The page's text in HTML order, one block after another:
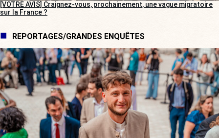
[VOTRE AVIS] Craignez-vous, prochainement, une vague migratoire
sur la France ?
REPORTAGES/GRANDES ENQUÊTES